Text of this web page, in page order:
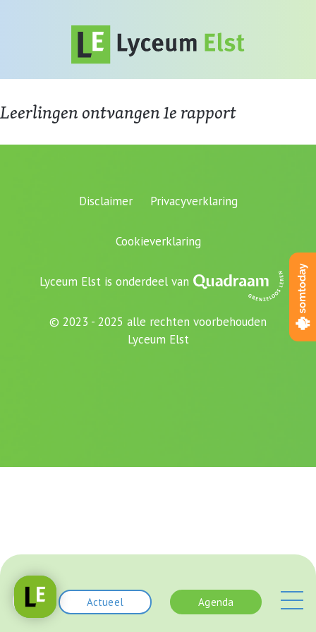
Actueel Agenda
Leerlingen ontvangen 1e rapport
Disclaimer Privacyverklaring
Cookieverklaring
Lyceum Elst is onderdeel van
© 2023 - 2025 alle rechten voorbehouden
Lyceum Elst